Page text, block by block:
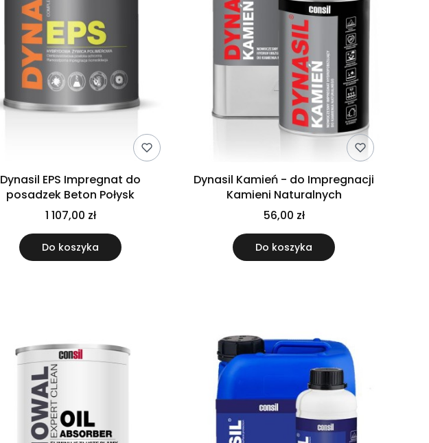
Dynasil EPS Impregnat do
posadzek Beton Połysk
1 107,00 zł
Do koszyka
Dynasil Kamień - do Impregnacji
Kamieni Naturalnych
56,00 zł
Do koszyka